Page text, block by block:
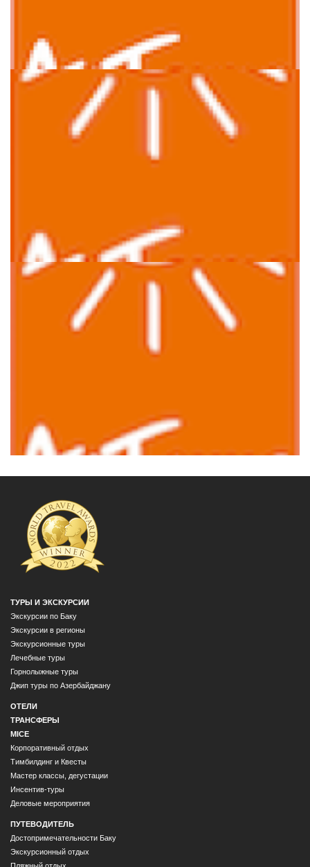
ТУРЫ И ЭКСКУРСИИ
Экскурсии по Баку
Экскурсии в регионы
Экскурсионные туры
Лечебные туры
Горнолыжные туры
Джип туры по Азербайджану
ОТЕЛИ
ТРАНСФЕРЫ
MICE
Корпоративный отдых
Тимбилдинг и Квесты
Мастер классы, дегустации
Инсентив-туры
Деловые мероприятия
ПУТЕВОДИТЕЛЬ
Достопримечательности Баку
Экскурсионный отдых